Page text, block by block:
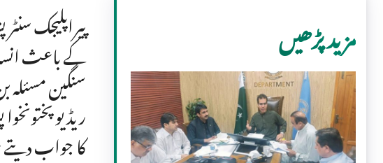
پیراپلیجک
کے باعث
سنگین
ریڈیو
کا جواب
مزید پڑھیں